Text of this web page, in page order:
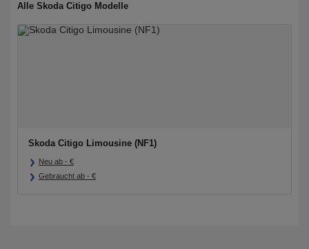
Alle Skoda Citigo Modelle
Skoda Citigo Limousine (NF1)
Neu ab - €
Gebraucht ab - €